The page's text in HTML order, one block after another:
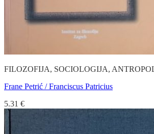
FILOZOFIJA, SOCIOLOGIJA,
Frane Petrić / Franciscus Patricius
5.31 €